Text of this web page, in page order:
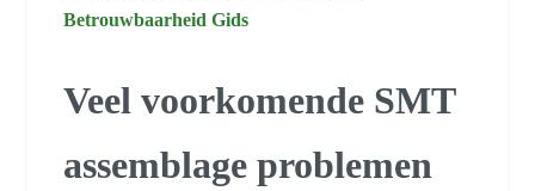
Betrouwbaarheid Gids
Veel voorkomende SMT
assemblage problemen